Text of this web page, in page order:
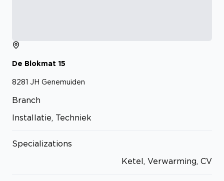
De Blokmat 15
8281 JH Genemuiden
Branch
Installatie, Techniek
Specializations
Ketel, Verwarming, CV